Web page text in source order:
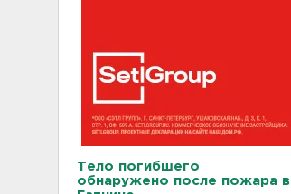
Тело погибшего
обнаружено после пожара в